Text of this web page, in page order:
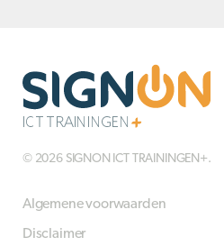
© 2026 SIGNON ICT TRAININGEN+.
Algemene voorwaarden
Disclaimer